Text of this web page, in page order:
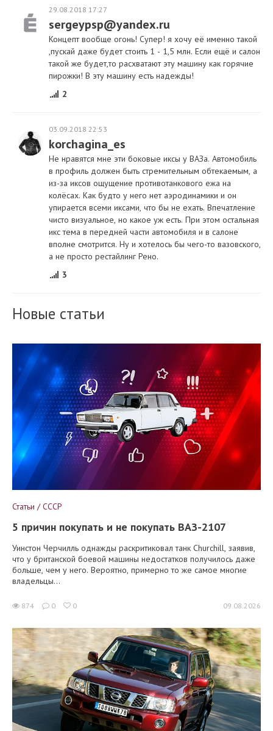
29.08.2018 17:27
sergeypsp@yandex.ru
Концепт вообще огонь! Супер! я хочу её именно такой
,пускай даже будет стоить 1 - 1,5 млн. Если ещё и салон
такой же будет,то расхватают эту машину как горячие
пирожки! В эту машину есть надежды!
2
03.09.2018 22:53
korchagina_es
Не нравятся мне эти боковые иксы у ВАЗа. Автомобиль
в профиль должен быть стремительным обтекаемым, а
из-за иксов ощущение противотанкового ежа на
колёсах. Как будто у него нет аэродинамики и он
упирается всеми иксами, что бы не ехать. Впечатление
чисто визуальное, но какое уж есть. При этом остальная
икс тема в передней части автомобиля и в салоне
вполне смотрится. Ну и хотелось бы чего-то вазовского,
а не просто рестайлинг Рено.
3
Новые статьи
Статьи / СССР
5 причин покупать и не покупать ВАЗ-2107
Уинстон Черчилль однажды раскритиковал танк Churchill, заявив,
что у британской боевой машины недостатков получилось даже
больше, чем у него. Вероятно, примерно то же самое многие
владельцы...
874 0 0 09.08.2026